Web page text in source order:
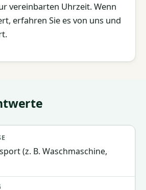
vereinbarten Uhrzeit. Wenn
erfahren Sie es von uns und
(z. B. Waschmaschine,